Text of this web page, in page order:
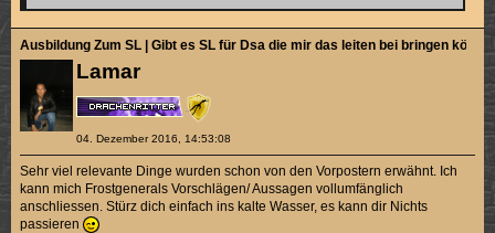
Lamar
04. Dezember 2016, 14:53:08
Ausbildung Zum SL | Gibt es SL für Dsa die mir das leiten bei bringen
Sehr viel relevante Dinge wurden schon von den Vorpostern erwähnt. Ich
kann mich Frostgenerals Vorschlägen/ Aussagen vollumfänglich
anschliessen. Stürz dich einfach ins kalte Wasser, es kann dir Nichts
passieren